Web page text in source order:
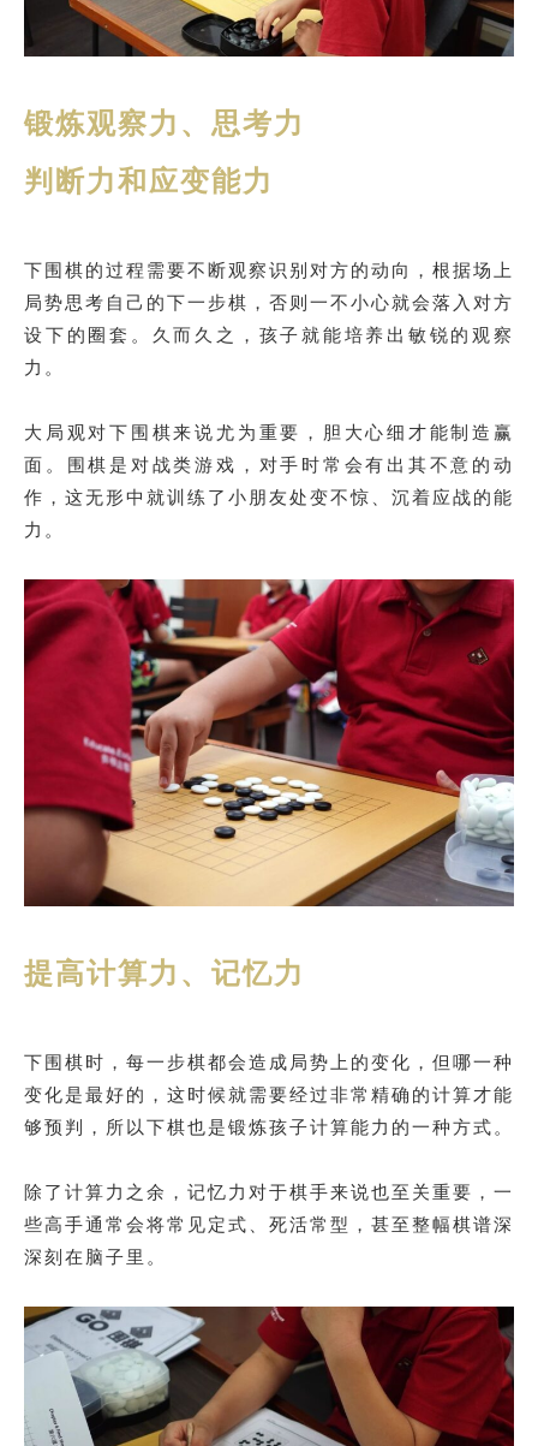
锻炼观察力、思考力
判断力和应变能力
下围棋的过程需要不断观察识别对方的动向，根据场上
局势思考自己的下一步棋，否则一不小心就会落入对方
设下的圈套。久而久之，孩子就能培养出敏锐的观察
力。
大局观对下围棋来说尤为重要，胆大心细才能制造赢
面。围棋是对战类游戏，对手时常会有出其不意的动
作，这无形中就训练了小朋友处变不惊、沉着应战的能
力。
提高计算力、记忆力
下围棋时，每一步棋都会造成局势上的变化，但哪一种
变化是最好的，这时候就需要经过非常精确的计算才能
够预判，所以下棋也是锻炼孩子计算能力的一种方式。
除了计算力之余，记忆力对于棋手来说也至关重要，一
些高手通常会将常见定式、死活常型，甚至整幅棋谱深
深刻在脑子里。